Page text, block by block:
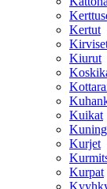
Kertut
Kiurut
Kuikat
Kurjet
Kurpat